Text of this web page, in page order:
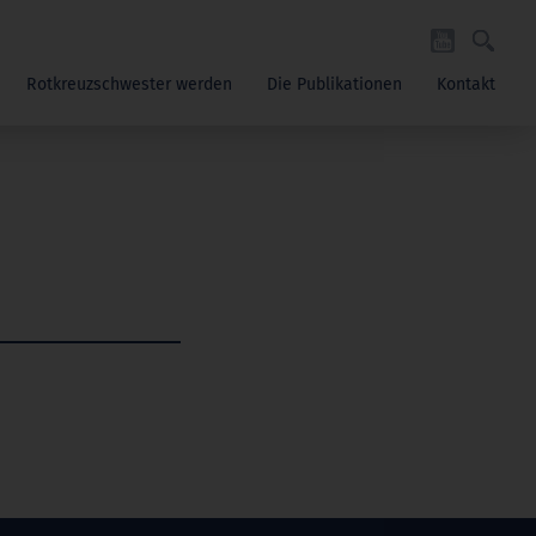
Rotkreuzschwester werden Die Publikationen Kontakt